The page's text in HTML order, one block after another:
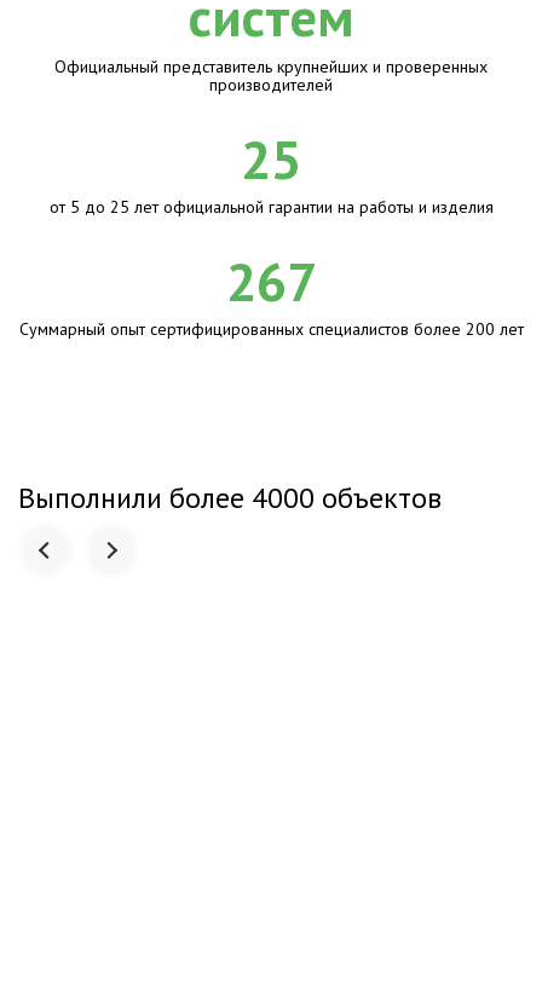
Официальный представитель крупнейших и проверенных
производителей
25
от 5 до 25 лет официальной гарантии на работы и изделия
267
Суммарный опыт сертифицированных специалистов более 200 лет
Выполнили более 4000 объектов